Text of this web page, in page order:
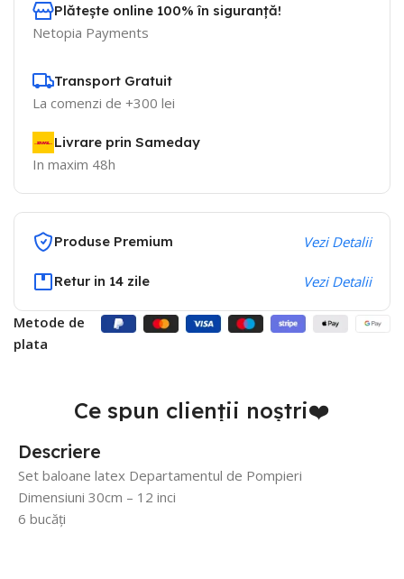
Plătește online 100% în siguranță!
Netopia Payments
Transport Gratuit
La comenzi de +300 lei
Livrare prin Sameday
In maxim 48h
Produse Premium Vezi Detalii
Retur in 14 zile Vezi Detalii
Metode de
plata
Ce spun clienții noștri❤️
Descriere
Set baloane latex Departamentul de Pompieri
Dimensiuni 30cm – 12 inci
6 bucăți